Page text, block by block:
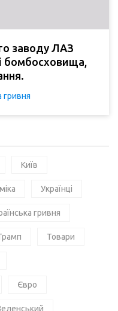
заводу ЛАЗ
бомбосховища,
гривня
Київ
Українці
гривня
Товари
Євро